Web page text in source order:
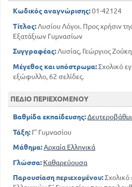
Κωδικός αναγνώρισης:01-42124
Τίτλος:Λυσίου Λόγοι. Προς χρήσιν
Εξατάξιων Γυμνασίων
Συγγραφέας:Λυσίας, Γεώργιος
Μέγεθος και υπόστρωμα:Σχολικό
εξώφυλλο, 62 σελίδες.
ΠΕΔΙΟ ΠΕΡΙΕΧΟΜΕΝΟΥ
Βαθμίδα εκπαίδευσης:
Τάξη: Γ' Γυμνασίου
Μάθημα:Αρχαία Ελληνικά
Γλώσσα: Καθαρεύουσα
Παρουσίαση περιεχομένου:Σχολικό